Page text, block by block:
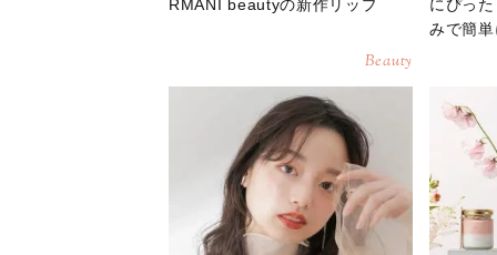
RMANI beautyの新作リップ
Beauty
にぴっ
みで簡